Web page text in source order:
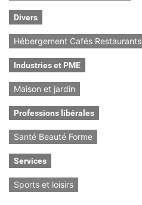
Divers
Hébergement Cafés Restaurants
Industries et PME
Maison et jardin
Professions libérales
Santé Beauté Forme
Services
Sports et loisirs